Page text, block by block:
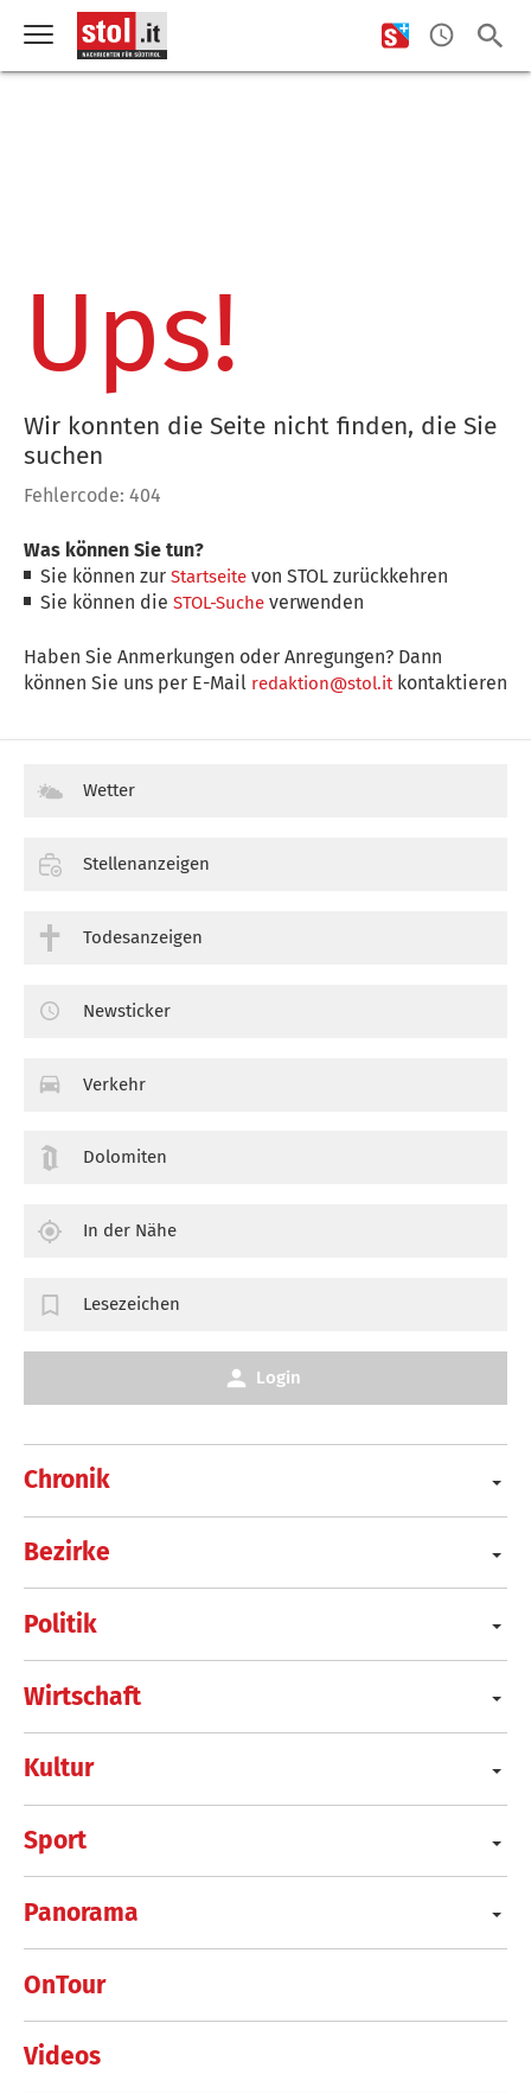
Ups!
Wir konnten die Seite nicht finden, die Sie
suchen
Fehlercode: 404
Was können Sie tun?
Sie können zurStartseite von STOL zurückkehren
Sie können dieSTOL-Suche verwenden
Haben Sie Anmerkungen oder Anregungen? Dann
können Sie uns per E-Mail redaktion@stol.itkontaktieren
Chronik
Bezirke
Politik
Wirtschaft
Kultur
Sport
Panorama
OnTour
Videos
Wetter
Stellenanzeigen
Todesanzeigen
Newsticker
Verkehr
Dolomiten
In der Nähe
Lesezeichen
Login